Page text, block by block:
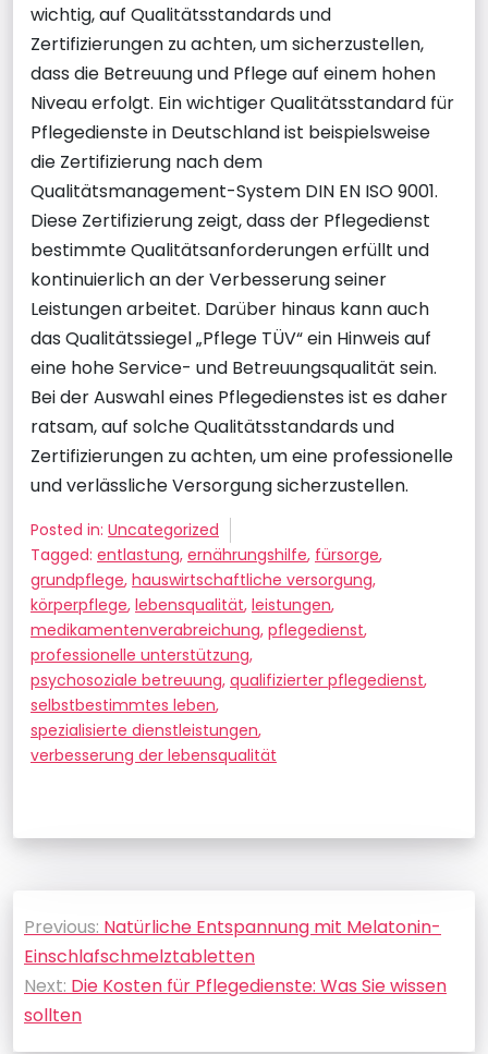
wichtig, auf Qualitätsstandards und
Zertifizierungen zu achten, um sicherzustellen,
dass die Betreuung und Pflege auf einem hohen
Niveau erfolgt. Ein wichtiger Qualitätsstandard für
Pflegedienste in Deutschland ist beispielsweise
die Zertifizierung nach dem
Qualitätsmanagement-System DIN EN ISO 9001.
Diese Zertifizierung zeigt, dass der Pflegedienst
bestimmte Qualitätsanforderungen erfüllt und
kontinuierlich an der Verbesserung seiner
Leistungen arbeitet. Darüber hinaus kann auch
das Qualitätssiegel „Pflege TÜV“ ein Hinweis auf
eine hohe Service- und Betreuungsqualität sein.
Bei der Auswahl eines Pflegedienstes ist es daher
ratsam, auf solche Qualitätsstandards und
Zertifizierungen zu achten, um eine professionelle
und verlässliche Versorgung sicherzustellen.
Posted in: Uncategorized
Tagged: entlastung, ernährungshilfe, fürsorge,
grundpflege, hauswirtschaftliche versorgung,
körperpflege, lebensqualität, leistungen,
medikamentenverabreichung, pflegedienst,
professionelle unterstützung,
psychosoziale betreuung, qualifizierter pflegedienst,
selbstbestimmtes leben,
spezialisierte dienstleistungen,
verbesserung der lebensqualität
Beitragsnavigation
Previous: Natürliche Entspannung mit Melatonin-
Einschlafschmelztabletten
Next: Die Kosten für Pflegedienste: Was Sie wissen
sollten